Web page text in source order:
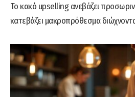
Το κακό upselling ανεβάζει
κατεβάζει μακροπρόθεσμα